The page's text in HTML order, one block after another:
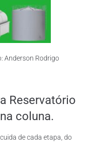
Anderson Rodrigo
Reservatório
coluna.
de cada etapa, do